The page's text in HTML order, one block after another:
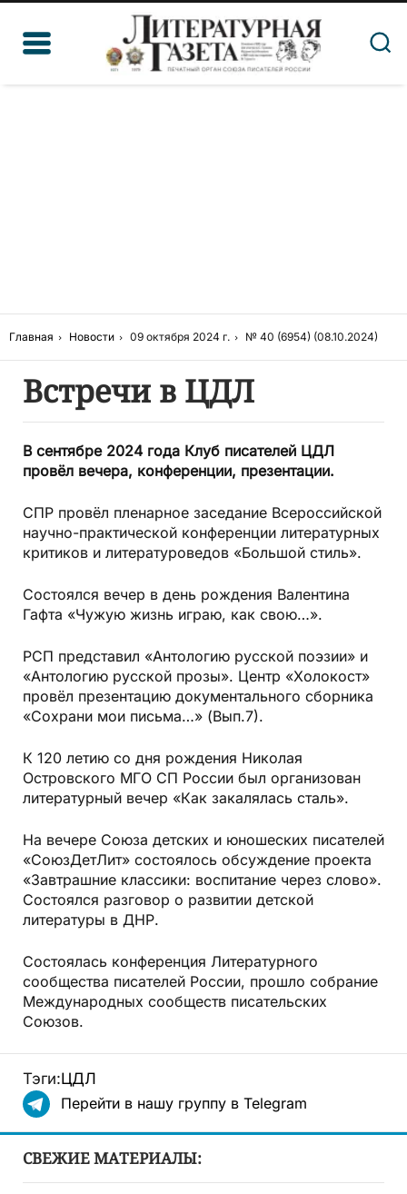
Главная Новости 09 октября 2024 г. № 40 (6954) (08.10.2024)
Встречи в ЦДЛ
В сентябре 2024 года Клуб писателей ЦДЛ
провёл вечера, конференции, презентации.
СПР провёл пленарное заседание Всероссийской
научно-практической конференции литературных
критиков и литературоведов «Большой стиль».
Состоялся вечер в день рождения Валентина
Гафта «Чужую жизнь играю, как свою…».
РСП представил «Антологию русской поэзии» и
«Антологию русской прозы». Центр «Холокост»
провёл презентацию документального сборника
«Сохрани мои письма…» (Вып.7).
К 120 летию со дня рождения Николая
Островского МГО СП России был организован
литературный вечер «Как закалялась сталь».
На вечере Союза детских и юношеских писателей
«СоюзДетЛит» состоялось обсуждение проекта
«Завтрашние классики: воспитание через слово».
Состоялся разговор о развитии детской
литературы в ДНР.
Состоялась конференция Литературного
сообщества писателей России, прошло собрание
Международных сообществ писательских
Союзов.
Тэги:ЦДЛ
Перейти в нашу группу в Telegram
СВЕЖИЕ МАТЕРИАЛЫ: